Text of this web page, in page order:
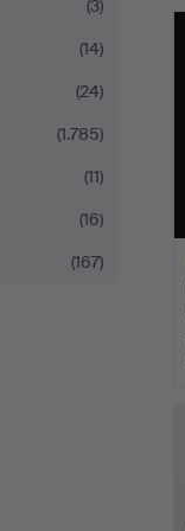
(3)
(14)
(24)
(1.785)
(11)
(16)
(167)